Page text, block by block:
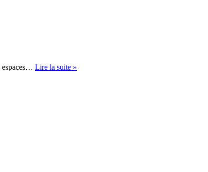
espaces… Lire la suite »